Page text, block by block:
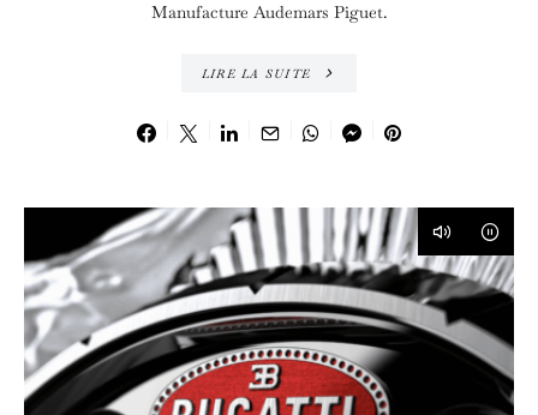
Manufacture Audemars Piguet.
LIRE LA SUITE